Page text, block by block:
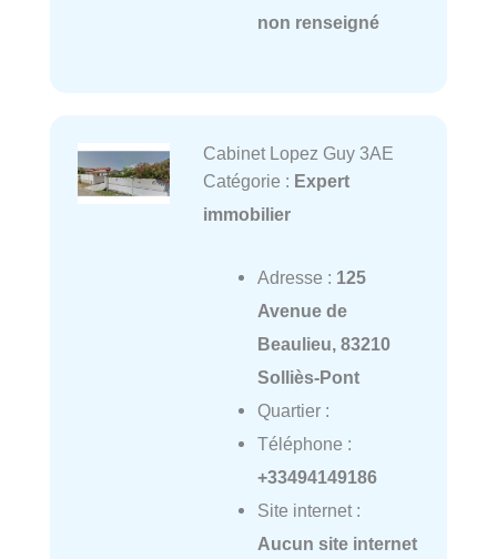
non renseigné
Cabinet Lopez Guy 3AE
Catégorie : Expert
immobilier
Adresse : 125
Avenue de
Beaulieu, 83210
Solliès-Pont
Quartier :
Téléphone :
+33494149186
Site internet :
Aucun site internet